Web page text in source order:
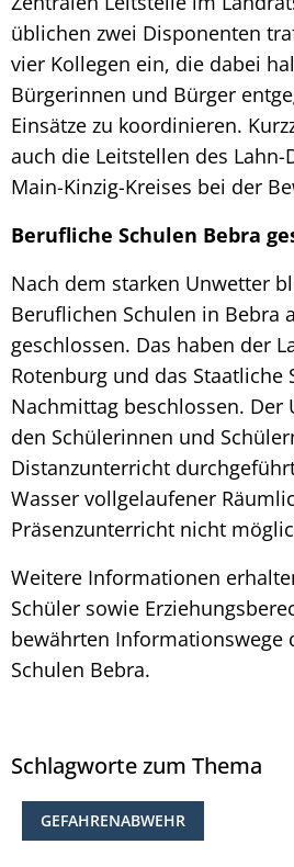
üblichen zwei Disponenten
vier Kollegen ein, die dabei
Bürgerinnen und Bürger
Einsätze zu koordinieren.
auch die Leitstellen des Lahn-
Main-Kinzig-Kreises bei der
Berufliche Schulen Bebra
Nach dem starken Unwetter
Beruflichen Schulen in Bebra
geschlossen. Das haben der
Rotenburg und das Staatliche
Nachmittag beschlossen.
den Schülerinnen und
Distanzunterricht
Wasser vollgelaufener
Präsenzunterricht nicht
Weitere Informationen
Schüler sowie
bewährten Informationswege
Schulen Bebra.
Schlagworte zum Thema
GEFAHRENABWEHR